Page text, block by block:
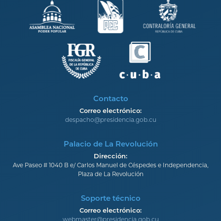
Contacto
Correo electrónico:
despacho@presidencia.gob.cu
Palacio de La Revolución
Dirección:
Ave Paseo # 1040 B e/ Carlos Manuel de Céspedes e Independencia,
Plaza de La Revolución
Soporte técnico
Correo electrónico:
webmaster@presidencia.gob.cu